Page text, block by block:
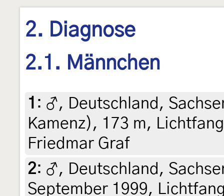
2. Diagnose
2.1. Männchen
1 : ♂, Deutschland,
Kamenz), 173 m,
Friedmar Graf
2: ♂, Deutschland,
September 1999,